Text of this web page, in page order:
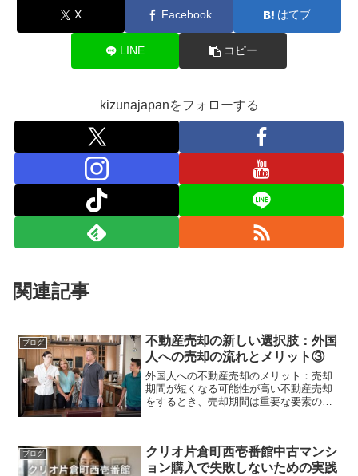
X Facebook はてブ
LINE コピー
kizunajapanをフォローする
関連記事
ブログ
不動産売却の新しい選択肢：外国
人への売却の流れとメリット③
外国人への不動産売却のメリット：売却
期間が短くなる可能性が高い不動産売却
をするとき、売却期間は重要な要素の一
の新しい選択肢として、外...
ブログ
クリオ片倉町西壱番館中古マンシ
ョン購入で失敗しないための実践